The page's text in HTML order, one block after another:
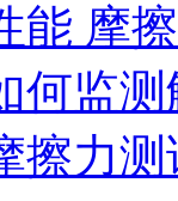
能 摩
何监
擦力